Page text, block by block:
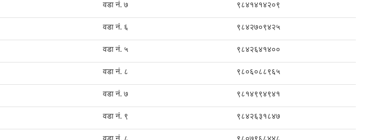
वडा नं. ७ ९८४१४१४२०९
वडा नं. ६ ९८४२७०९४२५
वडा नं. ५ ९८४२६४१४००
वडा नं. ८ ९८०६०८८९६५
वडा नं. ७ ९८१४९९४९४१
वडा नं. ९ ९८४२६३१८४७
वडा नं. ८ ९८०७९६८४४८